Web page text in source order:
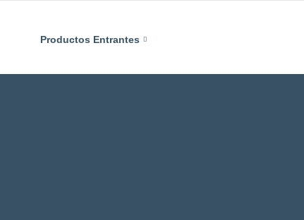
Productos Entrantes